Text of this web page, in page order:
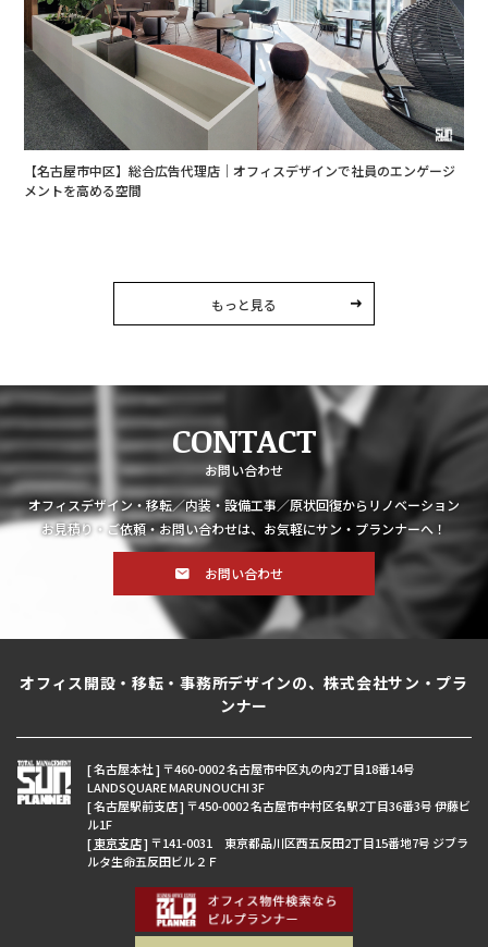
【名古屋市中区】総合広告代理店｜オフィスデザインで社員のエンゲージ
メントを高める空間
もっと見る
CONTACT
お問い合わせ
オフィスデザイン・移転／内装・設備工事／原状回復からリノベーション
お見積り・ご依頼・お問い合わせは、お気軽にサン・プランナーへ！
お問い合わせ
オフィス開設・移転・事務所デザインの、株式会社サン・プラ
ンナー
[ 名古屋本社 ] 〒460-0002 名古屋市中区丸の内2丁目18番14号
LANDSQUARE MARUNOUCHI 3F
[ 名古屋駅前支店 ] 〒450-0002 名古屋市中村区名駅2丁目36番3号 伊藤ビ
ル1F
[東京支店] 〒141-0031 東京都品川区西五反田2丁目15番地7号 ジブラ
ルタ生命五反田ビル２Ｆ